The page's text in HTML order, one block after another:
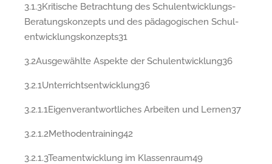
3.1.3Kritische Betrachtung des Schulentwicklungs-
Beratungskonzepts und des pädagogischen Schul-
entwicklungskonzepts31
3.2Ausgewählte Aspekte der Schulentwicklung36
3.2.1Unterrichtsentwicklung36
3.2.1.1Eigenverantwortliches Arbeiten und Lernen37
3.2.1.2Methodentraining42
3.2.1.3Teamentwicklung im Klassenraum49